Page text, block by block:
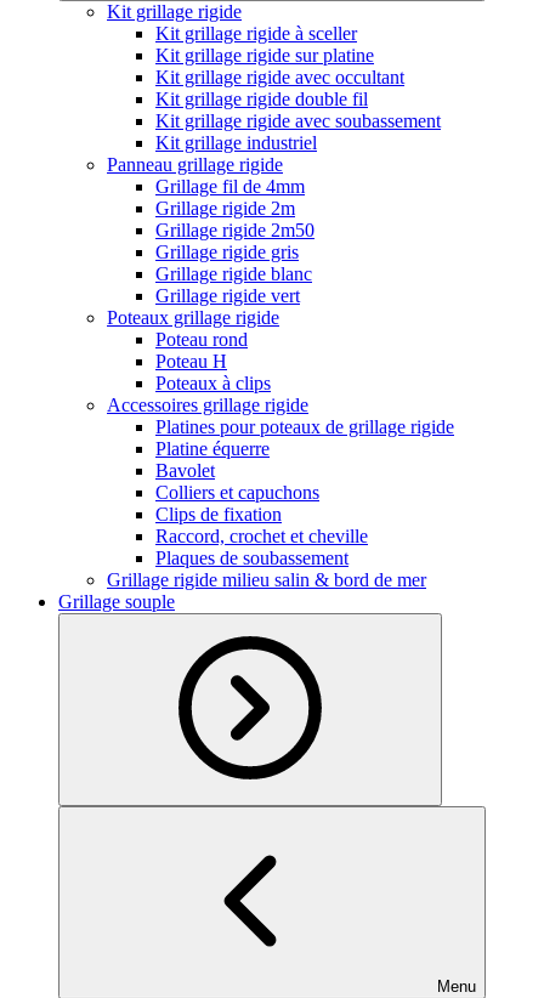
Kit grillage rigide
Kit grillage rigide à sceller
Kit grillage rigide sur platine
Kit grillage rigide avec occultant
Kit grillage rigide double fil
Kit grillage rigide avec soubassement
Kit grillage industriel
Panneau grillage rigide
Grillage fil de 4mm
Grillage rigide 2m
Grillage rigide 2m50
Grillage rigide gris
Grillage rigide blanc
Grillage rigide vert
Poteaux grillage rigide
Poteau rond
Poteau H
Poteaux à clips
Accessoires grillage rigide
Platines pour poteaux de grillage rigide
Platine équerre
Bavolet
Colliers et capuchons
Clips de fixation
Raccord, crochet et cheville
Plaques de soubassement
Grillage rigide milieu salin & bord de mer
Grillage souple
Menu